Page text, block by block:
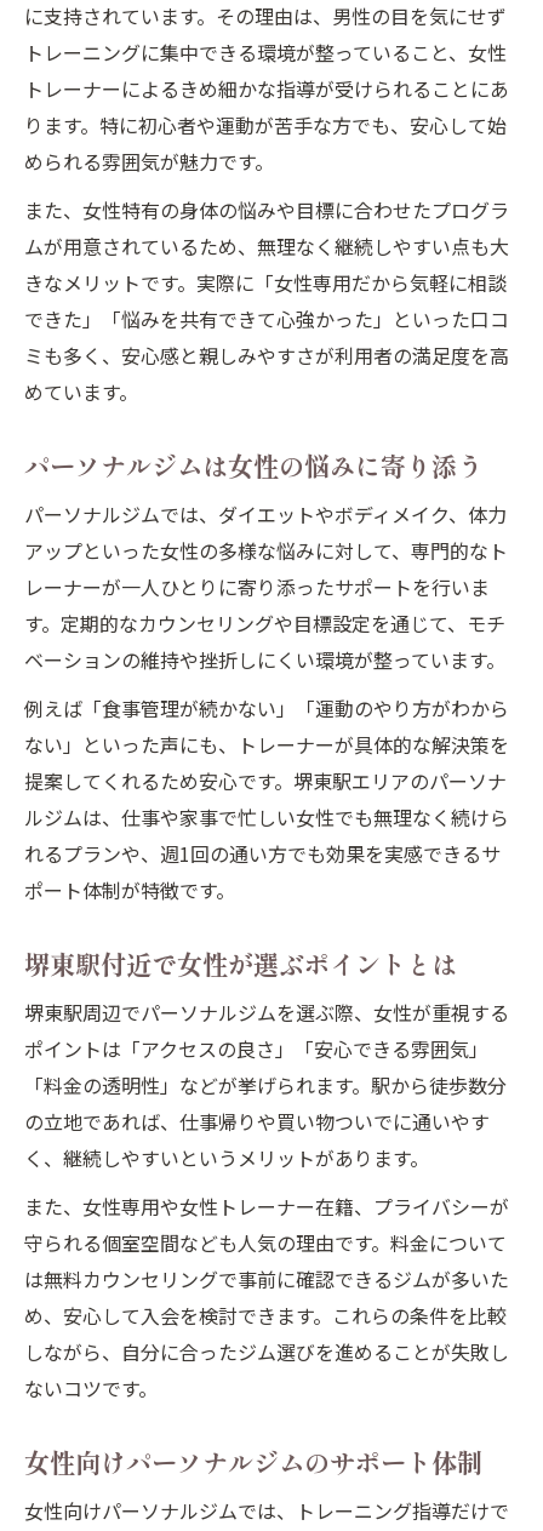
に支持されています。その理由は、男性の目を気にせず
トレーニングに集中できる環境が整っていること、女性
トレーナーによるきめ細かな指導が受けられることにあ
ります。特に初心者や運動が苦手な方でも、安心して始
められる雰囲気が魅力です。
また、女性特有の身体の悩みや目標に合わせたプログラ
ムが用意されているため、無理なく継続しやすい点も大
きなメリットです。実際に「女性専用だから気軽に相談
できた」「悩みを共有できて心強かった」といった口コ
ミも多く、安心感と親しみやすさが利用者の満足度を高
めています。
パーソナルジムは女性の悩みに寄り添う
パーソナルジムでは、ダイエットやボディメイク、体力
アップといった女性の多様な悩みに対して、専門的なト
レーナーが一人ひとりに寄り添ったサポートを行いま
す。定期的なカウンセリングや目標設定を通じて、モチ
ベーションの維持や挫折しにくい環境が整っています。
例えば「食事管理が続かない」「運動のやり方がわから
ない」といった声にも、トレーナーが具体的な解決策を
提案してくれるため安心です。堺東駅エリアのパーソナ
ルジムは、仕事や家事で忙しい女性でも無理なく続けら
れるプランや、週1回の通い方でも効果を実感できるサ
ポート体制が特徴です。
堺東駅付近で女性が選ぶポイントとは
堺東駅周辺でパーソナルジムを選ぶ際、女性が重視する
ポイントは「アクセスの良さ」「安心できる雰囲気」
「料金の透明性」などが挙げられます。駅から徒歩数分
の立地であれば、仕事帰りや買い物ついでに通いやす
く、継続しやすいというメリットがあります。
また、女性専用や女性トレーナー在籍、プライバシーが
守られる個室空間なども人気の理由です。料金について
は無料カウンセリングで事前に確認できるジムが多いた
め、安心して入会を検討できます。これらの条件を比較
しながら、自分に合ったジム選びを進めることが失敗し
ないコツです。
女性向けパーソナルジムのサポート体制
女性向けパーソナルジムでは、トレーニング指導だけで